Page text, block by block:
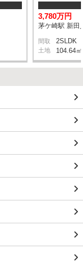
3,780万円
茅ケ崎駅 新田
間取 2SLDK
土地 104.64㎡